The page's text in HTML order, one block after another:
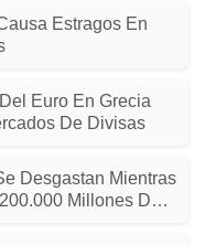
Estragos En
Euro En Grecia
De Divisas
Desgastan Mientras
Millones De